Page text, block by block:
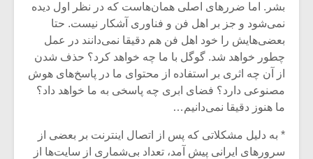
بشر. اما ضررهای اصلی همان‌هاست که در نظر اول دیده
نمی‌شود و جز بر اهل فن و فناوری آشکار نیست. حتا
بعضی‌هایش را خود اهل فن هم دقیقا نمی‌دانند در عمل
چطور خواهد شد. گوگل با ما چه خواهد کرد؟ حذف شدن
از آن چه اثری بر استفاده از محتوای ما در پاسخ‌های هوش
مصنوعی دارد؟ فضای ابری چه پاسخی به ما خواهد داد؟
ما هنوز دقیقا نمی‌دانیم…
* به دلیل مشکلاتی که پس از اتصال اینترنت بر بعضی از
سرورهای ایرانی پیش آمد، تعداد بی‌شماری از سایت‌ها از